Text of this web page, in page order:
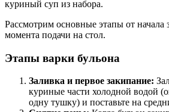
куриный суп из набора.
Рассмотрим основные этапы от начала
момента подачи на стол.
Этапы варки бульона
Заливка и первое закипание:
куриные части холодной водой
одну тушку) и поставьте на